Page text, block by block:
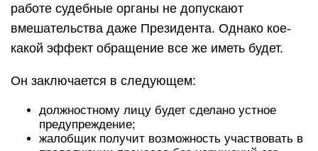
работе судебные органы не допускают
вмешательства даже Президента. Однако кое-
какой эффект обращение все же иметь будет.
Он заключается в следующем:
должностному лицу будет сделано устное
предупреждение;
жалобщик получит возможность участвовать в